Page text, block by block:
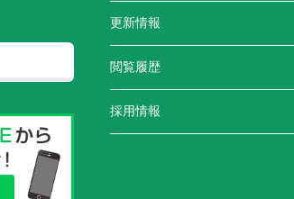
更新情報
閲覧履歴
採用情報